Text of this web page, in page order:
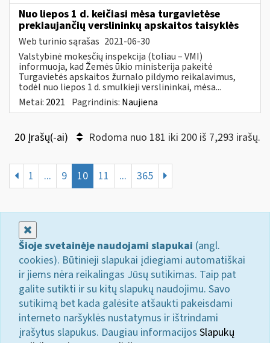
Nuo liepos 1 d. keičiasi mėsa turgavietėse
prekiaujančių verslininkų apskaitos taisyklės
Web turinio sąrašas 2021-06-30
Valstybinė mokesčių inspekcija (toliau – VMI)
informuoja, kad Žemės ūkio ministerija pakeitė
Turgavietės apskaitos žurnalo pildymo reikalavimus,
todėl nuo liepos 1 d. smulkieji verslininkai, mėsa...
Metai: 2021 Pagrindinis: Naujiena
20 Įrašų(-ai) Rodoma nuo 181 iki 200 iš 7,293 irašų.
1 ... 9 10 11 ... 365
Šioje svetainėje naudojami slapukai (angl.
cookies). Būtinieji slapukai įdiegiami automatiškai
ir jiems nėra reikalingas Jūsų sutikimas. Taip pat
galite sutikti ir su kitų slapukų naudojimu. Savo
sutikimą bet kada galėsite atšaukti pakeisdami
interneto naršyklės nustatymus ir ištrindami
įrašytus slapukus. Daugiau informacijos Slapukų